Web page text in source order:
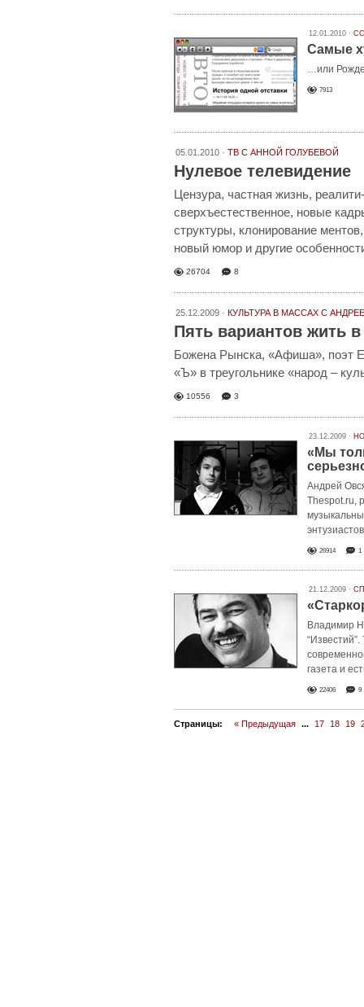
12.01.2010 ·
Самые
…или
7913
05.01.2010 · ТВ С АННОЙ ГОЛУБЕВОЙ
Нулевое телевидение
Цензура, частная жизнь,
сверхъестественное, новые
структуры, клонирование
новый юмор и другие
26704 8
25.12.2009 · КУЛЬТУРА В МАССАХ С
Пять вариантов жить
Божена Рынска, «Афиша», поэт
«Ъ» в треугольнике «народ –
10556 3
23.12.2009 ·
«Мы
Андрей
Thespot.ru,
энтузиастов
26914 1
21.12.2009 ·
Владимир
газета и
22406 9
Страницы: « Предыдущая ... 17 18 19